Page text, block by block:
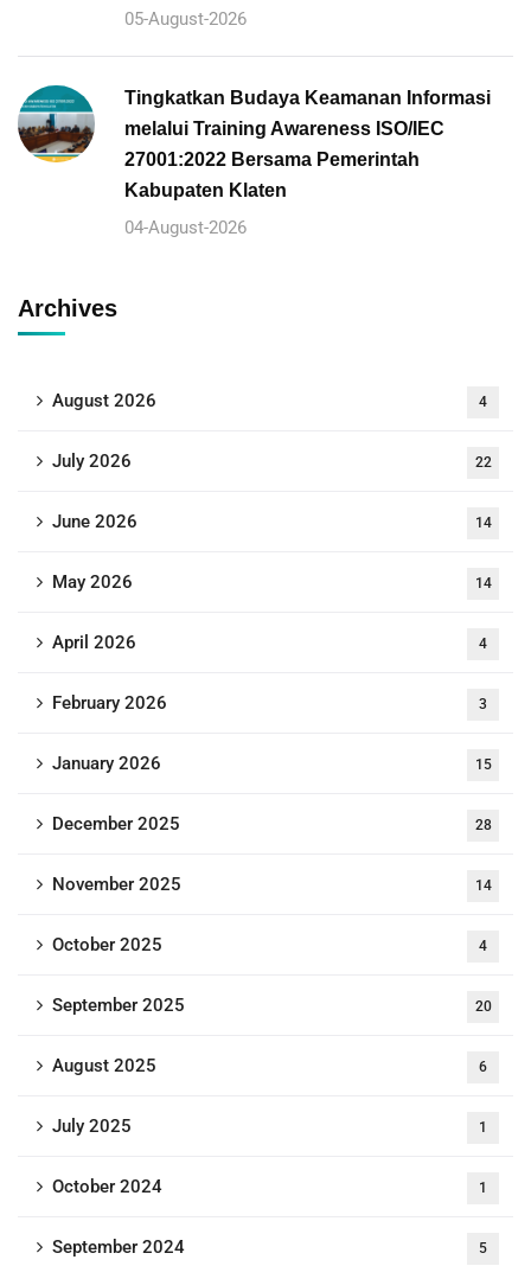
05-August-2026
Tingkatkan Budaya Keamanan Informasi
melalui Training Awareness ISO/IEC
27001:2022 Bersama Pemerintah
Kabupaten Klaten
04-August-2026
Archives
August 2026 4
July 2026 22
June 2026 14
May 2026 14
April 2026 4
February 2026 3
January 2026 15
December 2025 28
November 2025 14
October 2025 4
September 2025 20
August 2025 6
July 2025 1
October 2024 1
September 2024 5